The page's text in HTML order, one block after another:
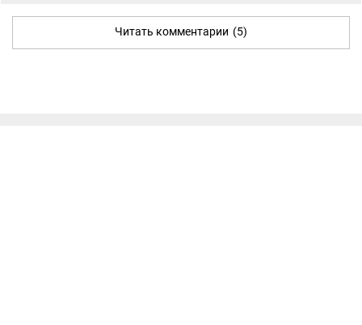
Читать комментарии (5)